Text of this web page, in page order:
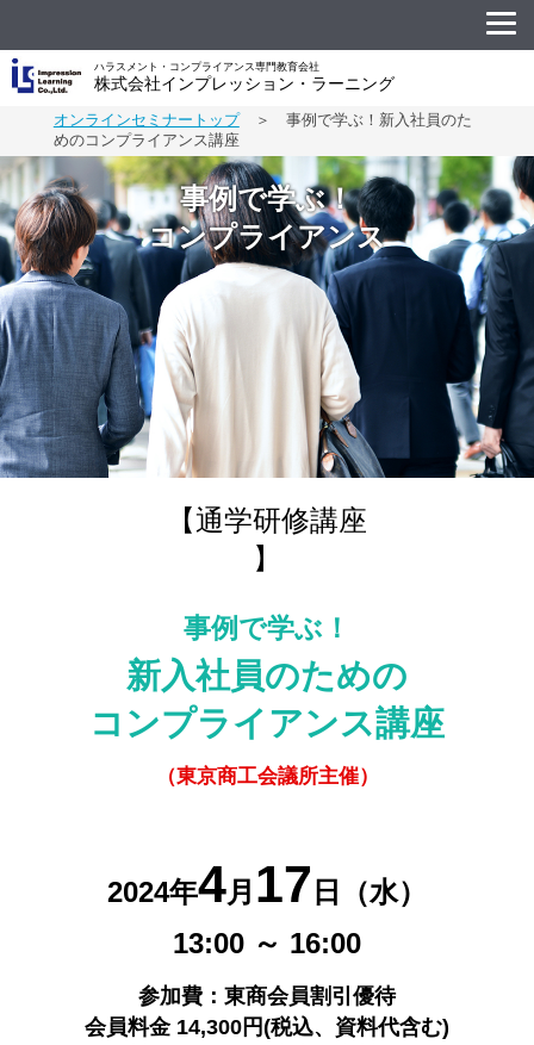
ハラスメント・コンプライアンス専門教育会社
株式会社インプレッション・ラーニング
オンラインセミナートップ＞ 事例で学ぶ！新入社員のた
めのコンプライアンス講座
事例で学ぶ！
コンプライアンス
【通学研修講座
】
事例で学ぶ！
新入社員のための
コンプライアンス講座
（東京商工会議所主催）
2024年4月 17 日（水）
13:00 ～ 16:00
参加費：東商会員割引優待
会員料金 14,300円(税込、資料代含む)